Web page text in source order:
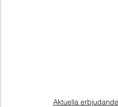
Aktuella